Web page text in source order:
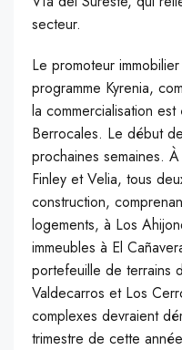
secteur.
Le promoteur
programme Kyrenia,
la commercialisation
Berrocales. Le début
prochaines semaines.
Finley et Velia, tous
construction,
logements, à Los
immeubles à El
portefeuille de terrains
Valdecarros et Los
complexes devraient
trimestre de cette